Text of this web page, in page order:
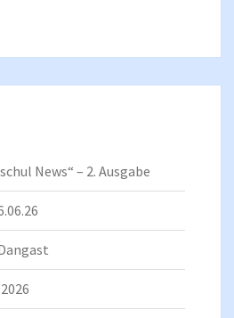
News“ – 2. Ausgabe